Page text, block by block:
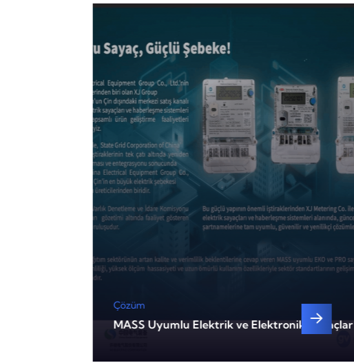
Çözüm
MASS Uyumlu Elektrik ve Elektronik Sayaçlar